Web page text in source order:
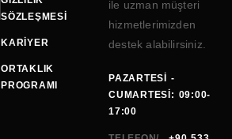
SÖZLEŞMESI
KARIYER
ORTAKLIK
PROGRAMI
ile uzman müşteri
hizmetlerimizden
destek alabilirsiniz.
PAZARTESI -
CUMARTESI: 09:00-
17:00